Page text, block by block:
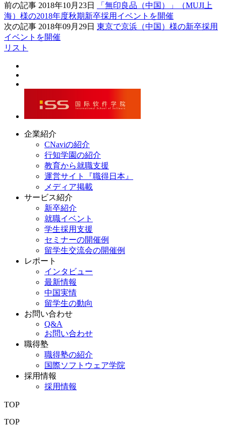
前の記事 2018年10月23日
「無印良品（中国）」（MUJI上
海）様の2018年度秋期新卒採用イベントを開催
次の記事 2018年09月29日 東京で京浜（中国）様の新卒採用
イベントを開催
リスト
企業紹介
CNaviの紹介
行知学園の紹介
教育から就職支援
運営サイト『職得日本』
メディア掲載
サービス紹介
新卒紹介
就職イベント
学生採用支援
セミナーの開催例
留学生交流会の開催例
レポート
インタビュー
最新情報
中国実情
留学生の動向
お問い合わせ
Q&A
お問い合わせ
職得塾
職得塾の紹介
国際ソフトウェア学院
採用情報
採用情報
TOP
TOP